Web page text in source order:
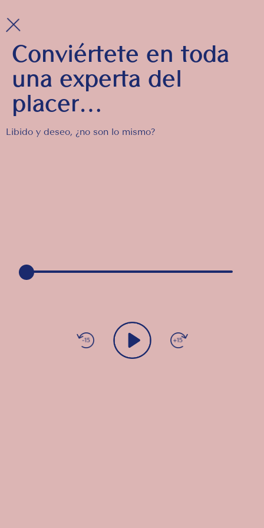
Conviértete en toda
una experta del
placer…
Libido y deseo, ¿no son lo mismo?